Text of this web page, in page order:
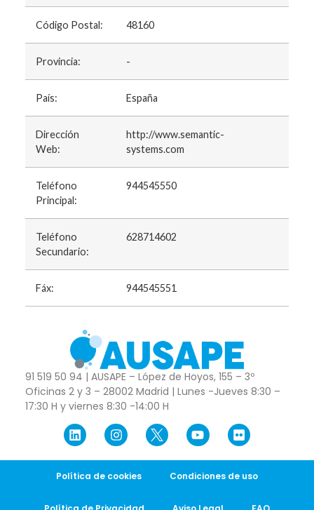
Código Postal: 48160
Provincia: -
País: España
Dirección
Web:
http://www.semantic-
systems.com
Teléfono
Principal:
944545550
Teléfono
Secundario:
628714602
Fáx: 944545551
91 519 50 94 | AUSAPE – López de Hoyos, 155 – 3º
Oficinas 2 y 3 – 28002 Madrid | Lunes -Jueves 8:30 –
17:30 H y viernes 8:30 -14:00 H
Política de cookies Condiciones de uso